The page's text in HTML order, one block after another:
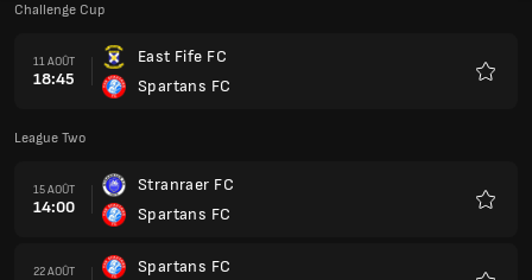
Challenge Cup
11 AOÛT
18:45
East Fife FC
Spartans FC
League Two
15 AOÛT
14:00
Stranraer FC
Spartans FC
22 AOÛT
Spartans FC